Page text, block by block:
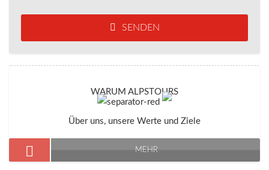
SENDEN
WARUM ALPSTOURS
Über uns, unsere Werte und Ziele
MEHR